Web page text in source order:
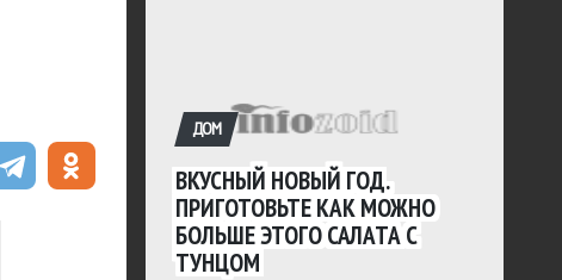
ДОМ
ВКУСНЫЙ НОВЫЙ ГОД.
ПРИГОТОВЬТЕ КАК МОЖНО
БОЛЬШЕ ЭТОГО САЛАТА С
ТУНЦОМ